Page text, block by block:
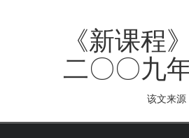
《新课程
二〇〇九
该文来